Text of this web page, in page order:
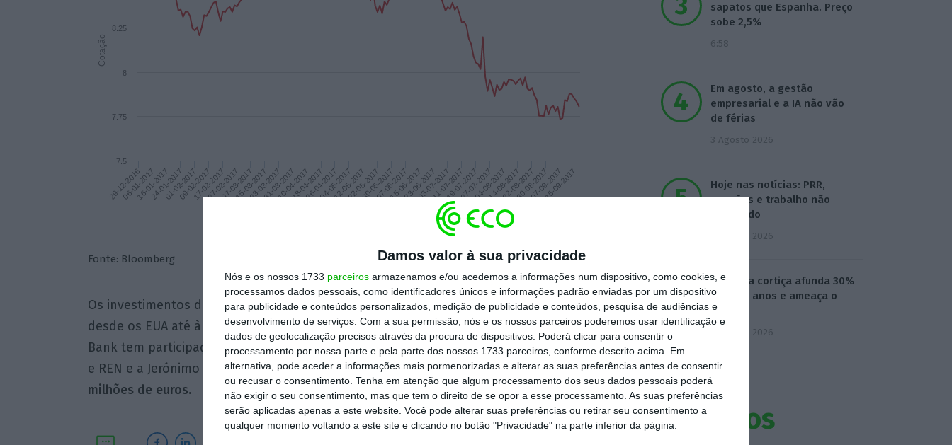
Damos valor à sua privacidade
Nós e os nossos 1733 parceiros armazenamos e/ou acedemos a informações num dispositivo, como cookies, e
processamos dados pessoais, como identificadores únicos e informações padrão enviadas por um dispositivo
para publicidade e conteúdos personalizados, medição de publicidade e conteúdos, pesquisa de audiências e
desenvolvimento de serviços. Com a sua permissão, nós e os nossos parceiros poderemos usar identificação e
dados de geolocalização precisos através da procura de dispositivos. Poderá clicar para consentir o
processamento por nossa parte e pela parte dos nossos 1733 parceiros, conforme descrito acima. Em
alternativa, pode aceder a informações mais pormenorizadas e alterar as suas preferências antes de consentir
ou recusar o consentimento. Tenha em atenção que algum processamento dos seus dados pessoais poderá
não exigir o seu consentimento, mas que tem o direito de se opor a esse processamento. As suas preferências
serão aplicadas apenas a este website. Você pode alterar suas preferências ou retirar seu consentimento a
qualquer momento voltando a este site e clicando no botão "Privacidade" na parte inferior da página.
Cotação
Cotação (valores em coroas norueguesas)
29-12-2016
06-01-2017
16-01-2017
24-01-2017
01-02-2017
09-02-2017
17-02-2017
27-02-2017
07-03-2017
15-03-2017
23-03-2017
31-03-2017
10-04-2017
18-04-2017
26-04-2017
04-05-2017
12-05-2017
22-05-2017
30-05-2017
07-06-2017
15-06-2017
23-06-2017
03-07-2017
11-07-2017
19-07-2017
27-07-2017
04-08-2017
14-08-2017
22-08-2017
30-08-2017
07-09-2017
15-09-2017
8
7.5
7.75
8.25
Fonte: Bloomberg
Os investimentos deste que é o maior fundo soberano do mundo estendem-se
desde os EUA até à Coreia do Sul. A carteira chega até Portugal, onde o Norges
Bank tem participação em cotadas nacionais como a Navigator, a Nos, a EDP, a Galp
e REN e a Jerónimo Martins.Estas renderam no primeiro semestre deste ano 190
milhões de euros.
sapatos que Espanha. Preço
sobe 2,5%
6:58
Em agosto, a gestão
empresarial e a IA não vão
de férias
3 Agosto 2026
Hoje nas notícias: PRR,
pensões e trabalho não
declarado
3 Agosto 2026
Preço da cortiça afunda 30%
em dois anos e ameaça o
setor
3 Agosto 2026
Eventos